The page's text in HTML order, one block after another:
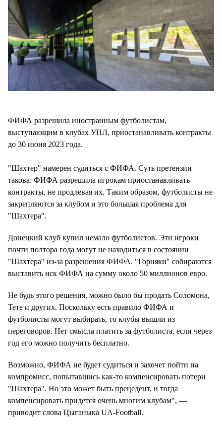
ФИФА разрешила иностранным футболистам,
выступающим в клубах УПЛ, приостанавливать контракты
до 30 июня 2023 года.
"Шахтер" намерен судиться с ФИФА. Суть претензии
такова: ФИФА разрешила игрокам приостанавливать
контракты, не продлевая их. Таким образом, футболисты не
закрепляются за клубом и это большая проблема для
"Шахтера".
Донецкий клуб купил немало футболистов. Эти игроки
почти полтора года могут не находиться в состоянии
"Шахтера" из-за разрешения ФИФА. "Горняки" собираются
выставить иск ФИФА на сумму около 50 миллионов евро.
Не будь этого решения, можно было бы продать Соломона,
Тете и других. Поскольку есть правило ФИФА и
футболисты могут выбирать, то клубы вышли из
переговоров. Нет смысла платить за футболиста, если через
год его можно получить бесплатно.
Возможно, ФИФА не будет судиться и захочет пойти на
компромисс, попытавшись как-то компенсировать потери
"Шахтера". Но это может быть прецедент, и тогда
компенсировать придется очень многим клубам", —
приводит слова Цыганыка UA-Football.